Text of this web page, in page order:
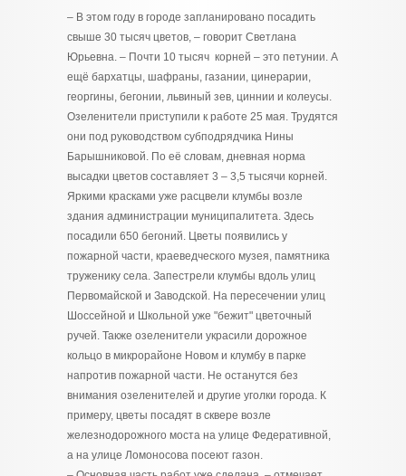
– В этом году в городе запланировано посадить
свыше 30 тысяч цветов, – говорит Светлана
Юрьевна. – Почти 10 тысяч корней – это петунии. А
ещё бархатцы, шафраны, газании, цинерарии,
георгины, бегонии, львиный зев, циннии и колеусы.
Озеленители приступили к работе 25 мая. Трудятся
они под руководством субподрядчика Нины
Барышниковой. По её словам, дневная норма
высадки цветов составляет 3 – 3,5 тысячи корней.
Яркими красками уже расцвели клумбы возле
здания администрации муниципалитета. Здесь
посадили 650 бегоний. Цветы появились у
пожарной части, краеведческого музея, памятника
труженику села. Запестрели клумбы вдоль улиц
Первомайской и Заводской. На пересечении улиц
Шоссейной и Школьной уже "бежит" цветочный
ручей. Также озеленители украсили дорожное
кольцо в микрорайоне Новом и клумбу в парке
напротив пожарной части. Не останутся без
внимания озеленителей и другие уголки города. К
примеру, цветы посадят в сквере возле
железнодорожного моста на улице Федеративной,
а на улице Ломоносова посеют газон.